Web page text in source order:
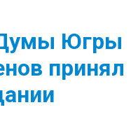
Югры
принял